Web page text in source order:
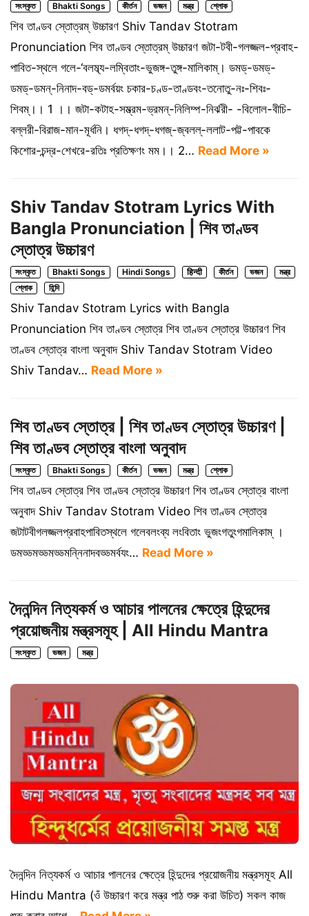
সংস্কৃত Bhakti Songs কীর্তন ভজন মন্ত্র শ্লোক
শিব তাণ্ডব স্তোত্রম্ উচ্চারণ Shiv Tandav Stotram
Pronunciation শিব তাণ্ডব স্তোত্রম্ উচ্চারণ জটা-টবী-গলজ্জল-প্রবাহ-
পাবিত-স্থলে গলে-‘বলম্ব্য-লম্বিতাং-ভুজঙ্গ-তুঙ্গ-মালিকাম্। ডমড্-ডমড্-
ডমড্-ডমন্-নিনাদ-বড্-ডমর্বয়ং চকার-চণ্ড-তাণ্ডবং-তনোতু-নঃ-শিবঃ-
শিবম্।। 1 ।। জটা-কটাহ-সম্ভ্রম-ভ্রমন্-নিলিম্প-নির্ঝরী- -বিলোল-বীচি-
বল্লরী-বিরাজ-মান-মূর্ধনি। ধগদ্-ধগদ্-ধগজ্-জ্বলল্-ললাট-পট্ট-পাবকে
কিশোর-চন্দ্র-শেখরে-রতিঃ প্রতিক্ষণং মম।। 2… Read More »
Shiv Tandav Stotram Lyrics With
Bangla Pronunciation | শিব তাণ্ডব
স্তোত্র উচ্চারণ
সংস্কৃত Bhakti Songs Hindi Songs हिन्दी কীর্তন ভজন
মন্ত্র
শ্লোক
হিন্দি
Shiv Tandav Stotram Lyrics with Bangla
Pronunciation শিব তাণ্ডব স্তোত্র শিব তাণ্ডব স্তোত্র উচ্চারণ শিব
তাণ্ডব স্তোত্র বাংলা অনুবাদ Shiv Tandav Stotram Video
Shiv Tandav… Read More »
শিব তাণ্ডব স্তোত্র | শিব তাণ্ডব স্তোত্র উচ্চারণ |
শিব তাণ্ডব স্তোত্র বাংলা অনুবাদ
সংস্কৃত Bhakti Songs কীর্তন ভজন মন্ত্র শ্লোক
শিব তাণ্ডব স্তোত্র শিব তাণ্ডব স্তোত্র উচ্চারণ শিব তাণ্ডব স্তোত্র বাংলা
অনুবাদ Shiv Tandav Stotram Video শিব তাণ্ডব স্তোত্র
জটাটবীগলজ্জলপ্রবাহপাবিতস্থলে গলেবলংব্য লংবিতাং ভুজংগতুংগমালিকাম্ ।
ডমড্ডমড্ডমড্ডমন্নিনাদবড্ডমর্বযং… Read More »
দৈনন্দিন নিত্যকর্ম ও আচার পালনের ক্ষেত্রে হিন্দুদের
প্রয়োজনীয় মন্ত্রসমূহ | All Hindu Mantra
সংস্কৃত ভজন মন্ত্র
দৈনন্দিন নিত্যকর্ম ও আচার পালনের ক্ষেত্রে হিন্দুদের প্রয়োজনীয় মন্ত্রসমূহ All
Hindu Mantra (ওঁ উচ্চারণ করে মন্ত্র পাঠ শুরু করা উচিত) সকল কাজ